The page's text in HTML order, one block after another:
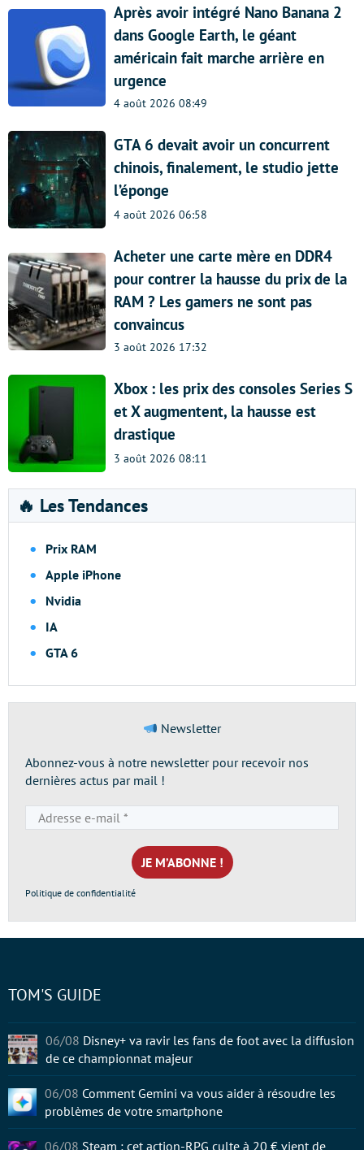
Après avoir intégré Nano Banana 2
dans Google Earth, le géant
américain fait marche arrière en
urgence
4 août 2026 08:49
GTA 6 devait avoir un concurrent
chinois, finalement, le studio jette
l’éponge
4 août 2026 06:58
Acheter une carte mère en DDR4
pour contrer la hausse du prix de la
RAM ? Les gamers ne sont pas
convaincus
3 août 2026 17:32
Xbox : les prix des consoles Series S
et X augmentent, la hausse est
drastique
3 août 2026 08:11
🔥 Les Tendances
Prix RAM
Apple iPhone
Nvidia
IA
GTA 6
Newsletter
Abonnez-vous à notre newsletter pour recevoir nos
dernières actus par mail !
e-
mail
*
Politique de confidentialité
TOM'S GUIDE
06/08 Disney+ va ravir les fans de foot avec la diffusion
de ce championnat majeur
06/08 Comment Gemini va vous aider à résoudre les
problèmes de votre smartphone
06/08 Steam : cet action-RPG culte à 20 € vient de